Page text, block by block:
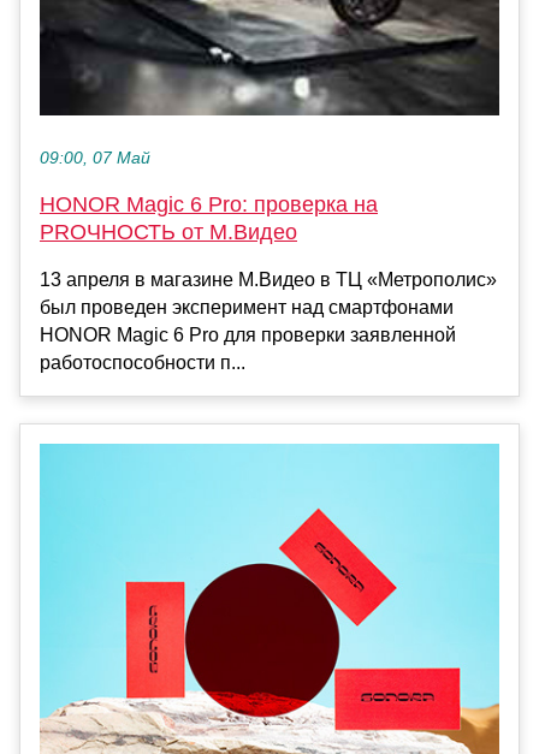
09:00, 07 Май
HONOR Magic 6 Pro: проверка на
PROЧНОСТЬ от М.Видео
13 апреля в магазине М.Видео в ТЦ «Метрополис»
был проведен эксперимент над смартфонами
HONOR Magic 6 Pro для проверки заявленной
работоспособности п...